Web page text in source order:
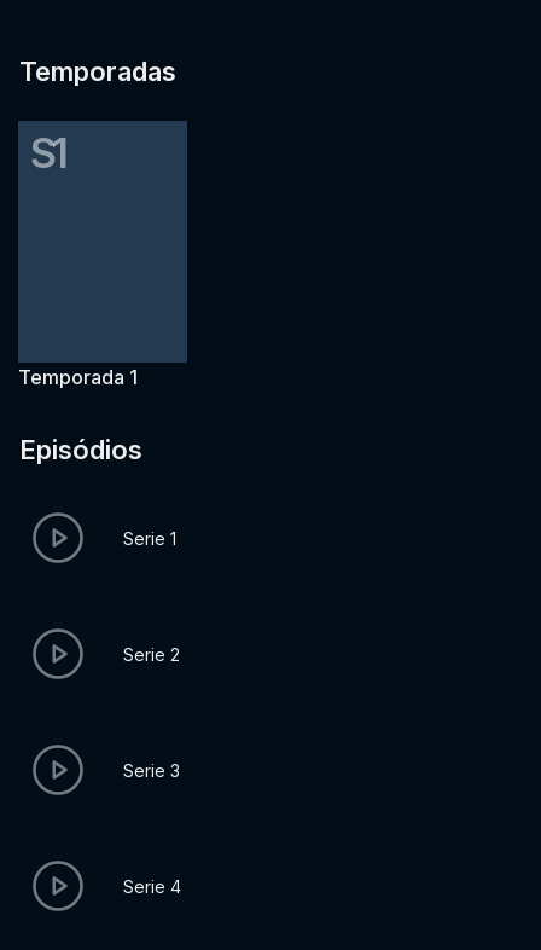
Temporadas
S1
Temporada 1
Episódios
Serie 1
Serie 2
Serie 3
Serie 4